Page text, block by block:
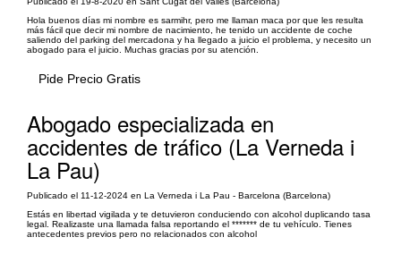
Hola buenos días mi nombre es sarmihr, pero me llaman maca por que les resulta
más fácil que decir mi nombre de nacimiento, he tenido un accidente de coche
saliendo del parking del mercadona y ha llegado a juicio el problema, y necesito un
abogado para el juicio. Muchas gracias por su atención.
Pide Precio Gratis
Abogado especializada en
accidentes de tráfico (La Verneda i
La Pau)
Publicado el 11-12-2024 en La Verneda i La Pau - Barcelona (Barcelona)
Estás en libertad vigilada y te detuvieron conduciendo con alcohol duplicando tasa
legal. Realizaste una llamada falsa reportando el ******* de tu vehículo. Tienes
antecedentes previos pero no relacionados con alcohol